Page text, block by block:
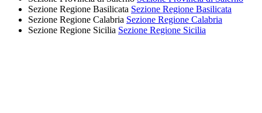
Sezione Regione Basilicata Sezione Regione Basilicata
Sezione Regione Calabria Sezione Regione Calabria
Sezione Regione Sicilia Sezione Regione Sicilia